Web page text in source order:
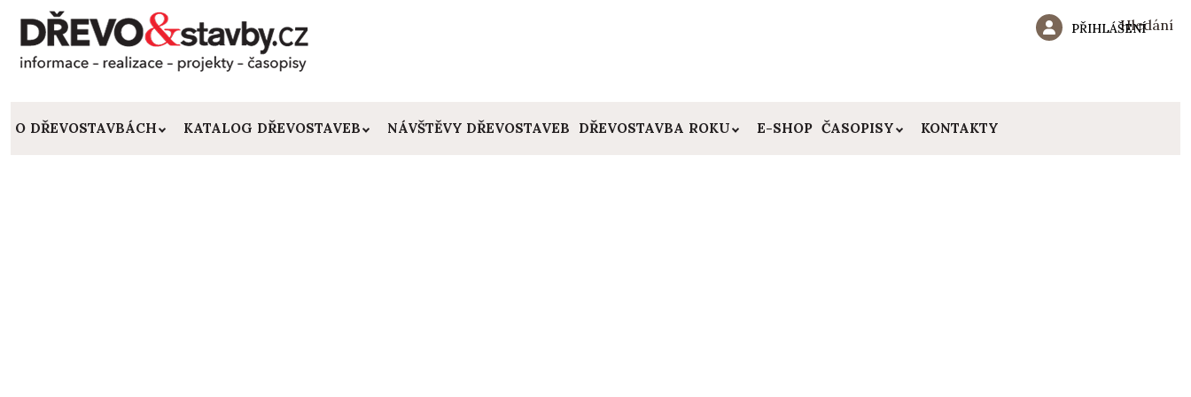
Hledání
PŘIHLÁŠENÍ
O DŘEVOSTAVBÁCH KATALOG DŘEVOSTAVEB NÁVŠTĚVY DŘEVOSTAVEB DŘEVOSTAVBA ROKU E-SHOP ČASOPISY KONTAKTY